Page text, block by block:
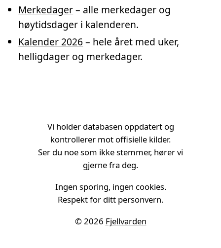
Merkedager– alle merkedager og
høytidsdager i kalenderen.
Kalender 2026 – hele året med uker,
helligdager og merkedager.
Vi holder databasen oppdatert og
kontrollerer mot offisielle kilder.
Ser du noe som ikke stemmer, hører vi
gjerne fra deg.
Ingen sporing, ingen cookies.
Respekt for ditt personvern.
© 2026 Fjellvarden